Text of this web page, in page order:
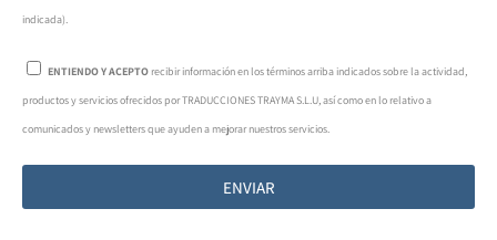
indicada).
ENTIENDO Y ACEPTO recibir información en los términos arriba indicados sobre la actividad,
productos y servicios ofrecidos por TRADUCCIONES TRAYMA S.L.U, así como en lo relativo a
comunicados y newsletters que ayuden a mejorar nuestros servicios.
ENVIAR